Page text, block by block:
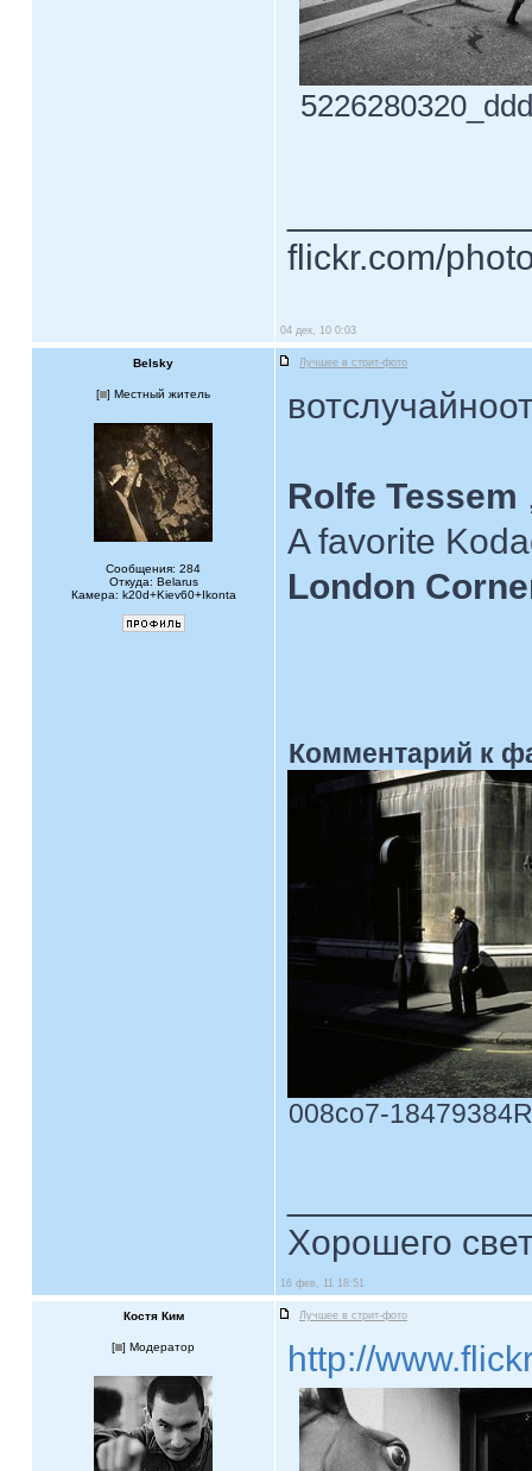
flickr.com/
04 дек, 10 0:03
Belsky Лучшее в стрит-фото
[ ] Местный житель
Сообщения: 284
Откуда: Belarus
Камера: k20d+Kiev60+Ikonta
Rolfe Tessem
A favorite
London
Комментарий к
008co7-
Хорошего
16 фев, 11 18:51
Костя Ким Лучшее в стрит-фото
[ ] Модератор http://